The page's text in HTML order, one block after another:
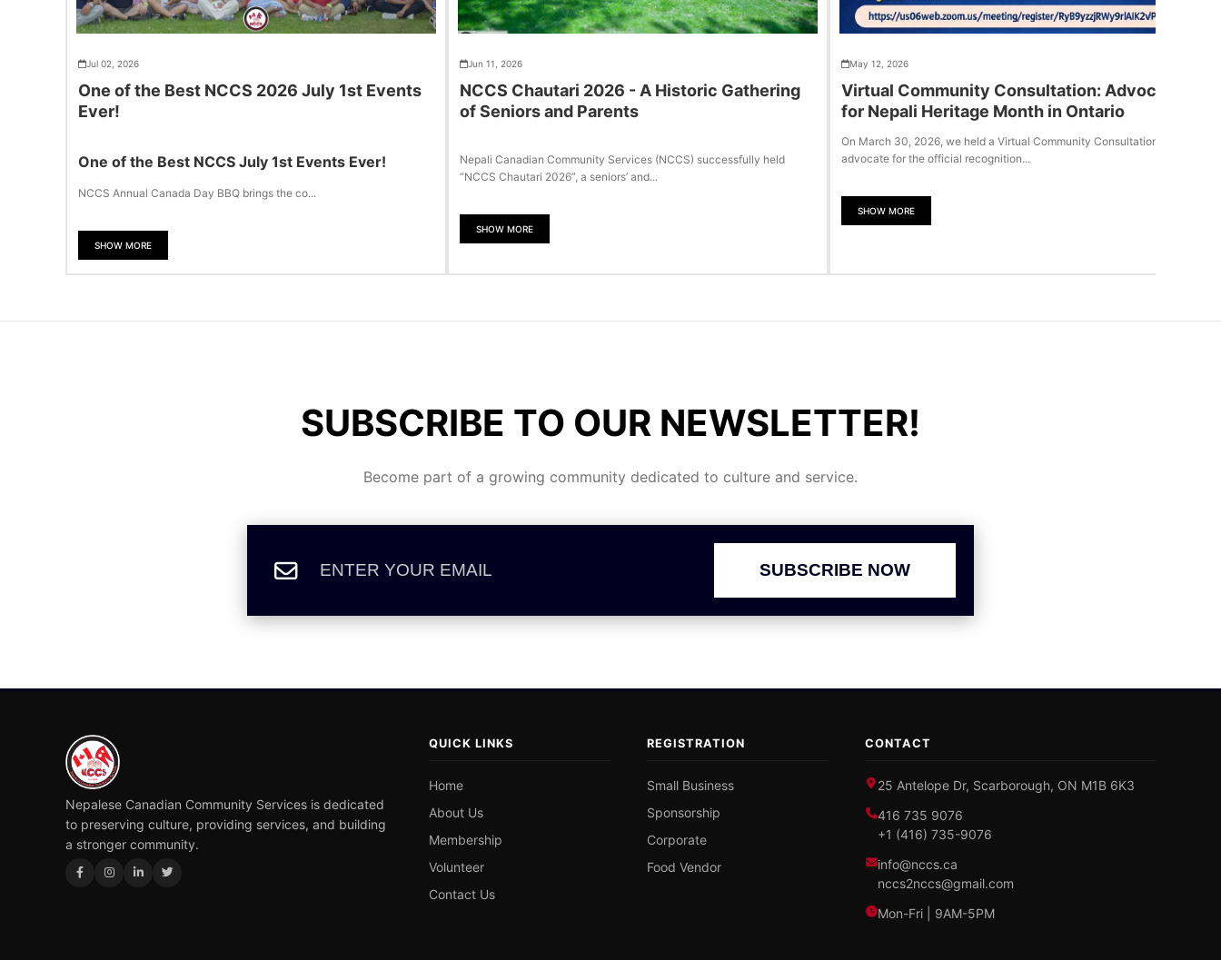
Jul 02, 2026
One of the Best NCCS 2026 July 1st Events
Ever!
One of the Best NCCS July 1st Events Ever!
NCCS Annual Canada Day BBQ brings the co...
SHOW MORE
Jun 11, 2026
NCCS Chautari 2026 - A Historic Gathering
of Seniors and Parents
Nepali Canadian Community Services (NCCS) successfully held
“NCCS Chautari 2026”, a seniors’ and...
SHOW MORE
May 12, 2026
Virtual Community Consultation: Advocacy
for Nepali Heritage Month in Ontario
On March 30, 2026, we held a Virtual Community Consultation to
advocate for the official recognition...
SHOW MORE
SUBSCRIBE TO OUR NEWSLETTER!
Become part of a growing community dedicated to culture and service.
SUBSCRIBE NOW
Nepalese Canadian Community Services is dedicated
to preserving culture, providing services, and building
a stronger community.
QUICK LINKS
Home
About Us
Membership
Volunteer
Contact Us
REGISTRATION
Small Business
Sponsorship
Corporate
Food Vendor
CONTACT
25 Antelope Dr, Scarborough, ON M1B 6K3
416 735 9076
+1 (416) 735-9076
info@nccs.ca
nccs2nccs@gmail.com
Mon-Fri | 9AM-5PM